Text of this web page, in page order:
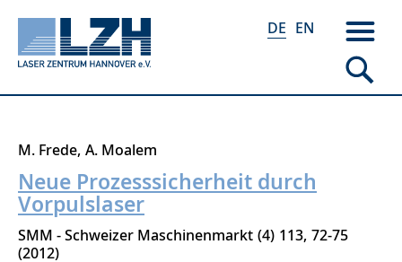
Direkt
zum
Inhalt
DE EN
M. Frede A. Moalem
Neue Prozesssicherheit durch
Vorpulslaser
SMM - Schweizer Maschinenmarkt 4 113 72-75
2012